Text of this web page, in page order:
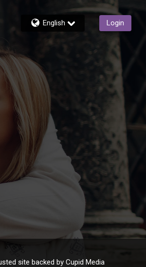
English Login
site backed by Cupid Media